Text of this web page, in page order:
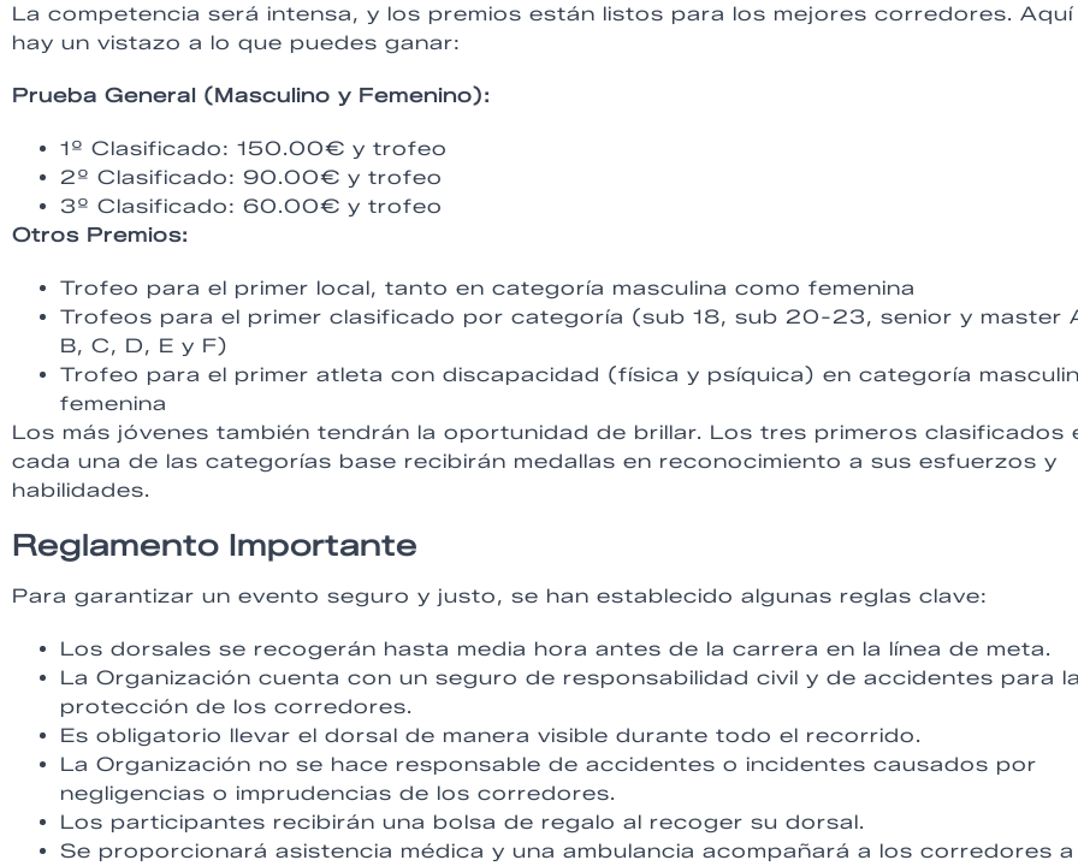
La competencia será intensa, y los premios están listos para los mejores corredores. Aquí
hay un vistazo a lo que puedes ganar:
Prueba General (Masculino y Femenino):
1º Clasificado: 150.00€ y trofeo
2º Clasificado: 90.00€ y trofeo
3º Clasificado: 60.00€ y trofeo
Otros Premios:
Trofeo para el primer local, tanto en categoría masculina como femenina
Trofeos para el primer clasificado por categoría (sub 18, sub 20-23, senior y master
B, C, D, E y F)
Trofeo para el primer atleta con discapacidad (física y psíquica) en categoría
femenina
Los más jóvenes también tendrán la oportunidad de brillar. Los tres primeros clasificados
cada una de las categorías base recibirán medallas en reconocimiento a sus esfuerzos y
habilidades.
Reglamento Importante
Para garantizar un evento seguro y justo, se han establecido algunas reglas clave:
Los dorsales se recogerán hasta media hora antes de la carrera en la línea de meta.
La Organización cuenta con un seguro de responsabilidad civil y de accidentes para
protección de los corredores.
Es obligatorio llevar el dorsal de manera visible durante todo el recorrido.
La Organización no se hace responsable de accidentes o incidentes causados por
negligencias o imprudencias de los corredores.
Los participantes recibirán una bolsa de regalo al recoger su dorsal.
Se proporcionará asistencia médica y una ambulancia acompañará a los corredores